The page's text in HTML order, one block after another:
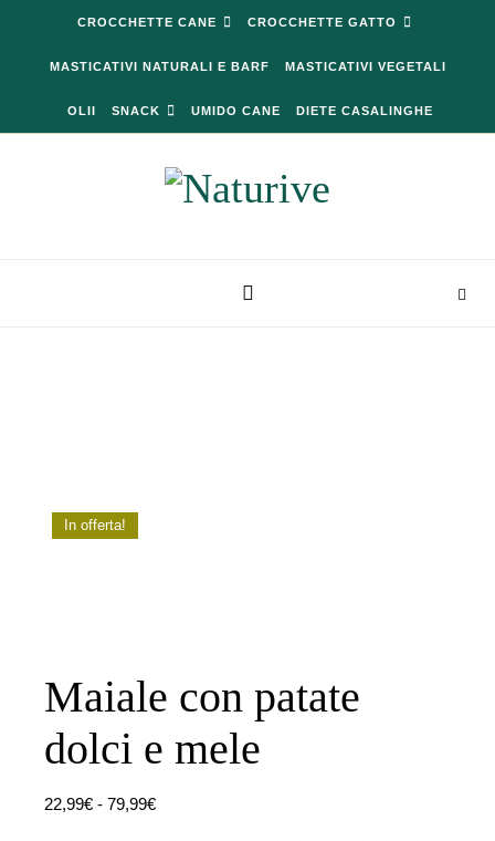
CROCCHETTE CANE CROCCHETTE GATTO
MASTICATIVI NATURALI E BARF MASTICATIVI VEGETALI
OLII SNACK UMIDO CANE DIETE CASALINGHE
In offerta!
Maiale con patate
dolci e mele
22,99€ - 79,99€Fascia di prezzo: da 22,99€ a 79,99€